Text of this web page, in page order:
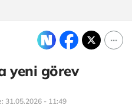
yeni görev
31.05.2026 - 11:49